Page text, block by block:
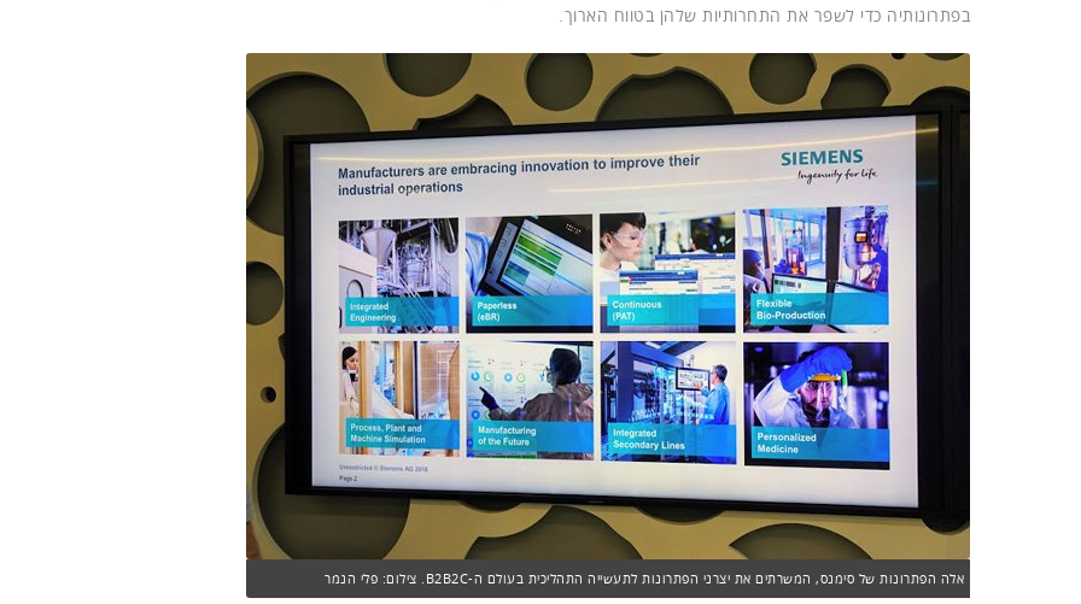
בפתרונותיה כדי לשפר את התחרותיות שלהן בטווח הארוך.
אלה הפתרונות של סימנס, המשרתים את יצרני הפתרונות לתעשייה התהליכית בעולם ה-B2B2C. צילום: פלי הנמר